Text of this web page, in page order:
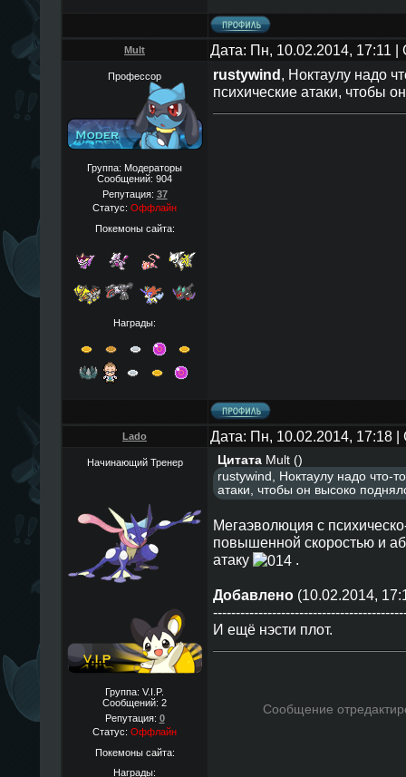
Mult Дата: Пн, 10.02.2014, 17:11
Профессор
Группа: Модераторы
Сообщений: 904
Репутация: 37
Статус: Оффлайн
Покемоны сайта:
Награды:
rustywind, Ноктаулу надо
психические атаки, чтобы
Lado Дата: Пн, 10.02.2014, 17:18
Начинающий Тренер
Группа: V.I.P.
Сообщений: 2
Репутация: 0
Статус: Оффлайн
Покемоны сайта:
Награды:
Цитата Mult()
rustywind, Ноктаулу надо что-
атаки, чтобы он высоко
Мегаэволюция с
повышенной скоростью и
атаку
.
Добавлено(10.02.2014,
И ещё нэсти плот.
Сообщение